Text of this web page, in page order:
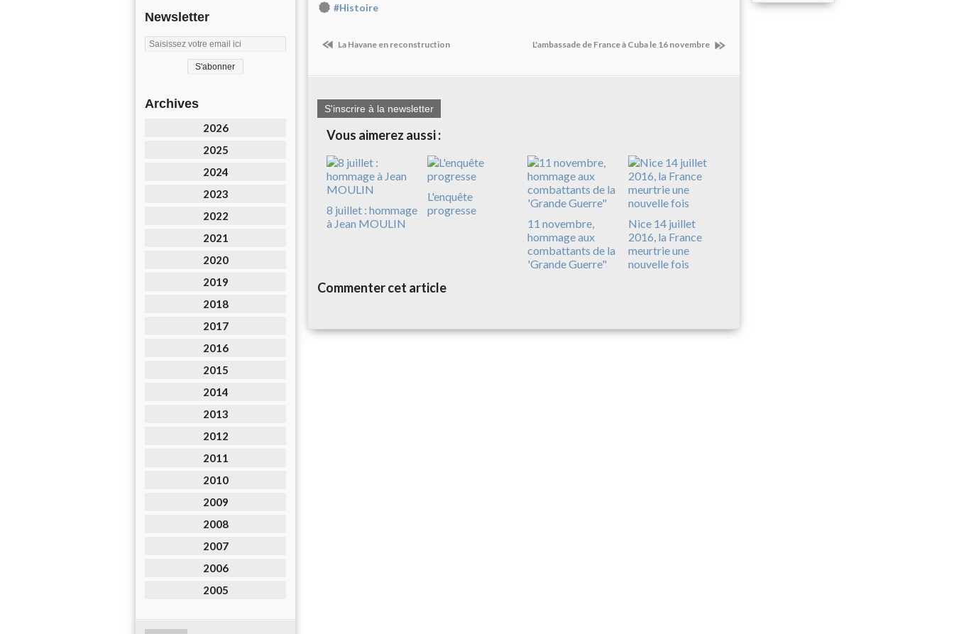
Newsletter
Archives
2026
2025
2024
2023
2022
2021
2020
2019
2018
2017
2016
2015
2014
2013
2012
2011
2010
2009
2008
2007
2006
2005
#Histoire
La Havane en reconstruction L'ambassade de France à Cuba le 16 novembre
S'inscrire à la newsletter
Vous aimerez aussi :
8 juillet : hommage
à Jean MOULIN
L'enquête
progresse
11 novembre,
hommage aux
combattants de la
'Grande Guerre"
Nice 14 juillet
2016, la France
meurtrie une
nouvelle fois
Commenter cet article